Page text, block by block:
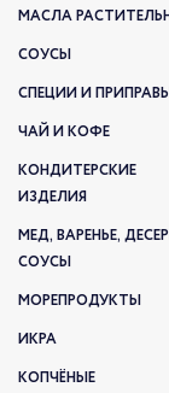
МАСЛА
СОУСЫ
СПЕЦИИ И
ЧАЙ И КОФЕ
КОНДИТЕРСКИЕ
ИЗДЕЛИЯ
МЕД, ВАРЕНЬЕ,
СОУСЫ
МОРЕПРОДУКТЫ
ИКРА
КОПЧЁНЫЕ